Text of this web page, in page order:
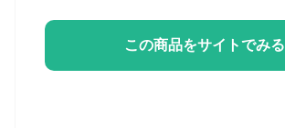
この商品をサイトでみる